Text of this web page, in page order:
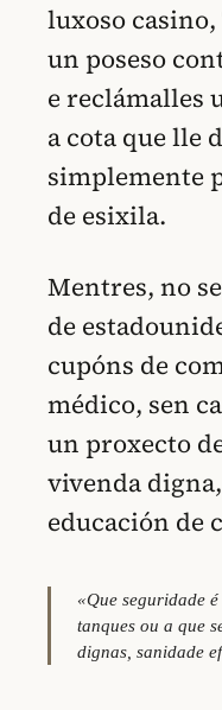
luxoso
un poseso
e reclámalles
a cota que lle
simplemente
de esixila.
Mentres, no
de
cupóns de
médico, sen
un proxecto
vivenda
educación de
«Que seguridade
tanques ou a que
dignas, sanidade